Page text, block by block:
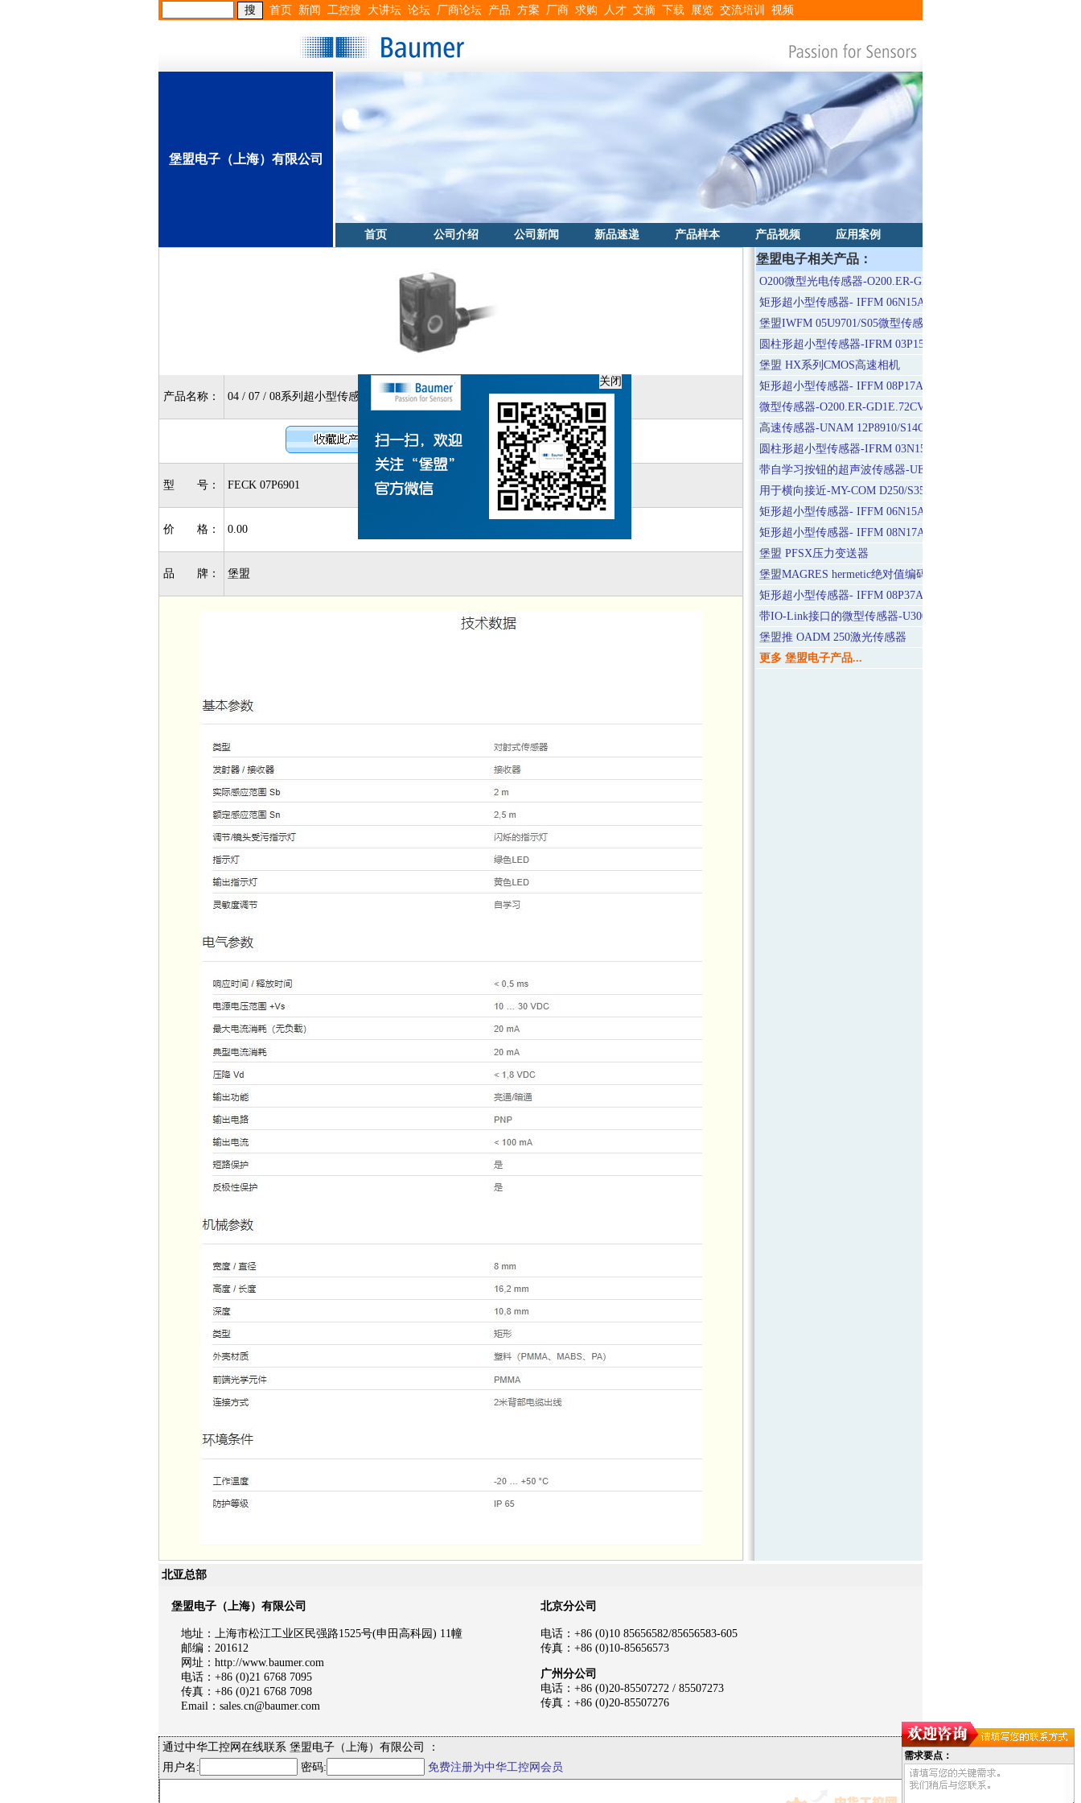
首页 新闻 工控搜 大讲坛 论坛 厂商论坛 产品 方案 厂商 求购 人才 文摘 下载 展览 交流培训 视频
堡盟电子（上海）有限公司
首页 公司介绍 公司新闻 新品速递 产品样本 产品视频 应用案例
产品名称： 04 / 07 / 08系列超小型传感器-FECK 07P6901
型 号： FECK 07P6901
价 格： 0.00
品 牌： 堡盟
堡盟电子相关产品：
O200微型光电传感器-O200.ER-GD1E.72CV/H006_T003
矩形超小型传感器- IFFM 06N15A3/O1L
堡盟IWFM 05U9701/S05微型传感器
圆柱形超小型传感器-IFRM 03P1501/KS35L
堡盟 HX系列CMOS高速相机
矩形超小型传感器- IFFM 08P17A6/KS35L
微型传感器-O200.ER-GD1E.72CV/H006_T003
高速传感器-UNAM 12P8910/S14OD
圆柱形超小型传感器-IFRM 03N1501/KS35L
带自学习按钮的超声波传感器-UEDK 20P6103/S35A
用于横向接近-MY-COM D250/S35
矩形超小型传感器- IFFM 06N15A3/O1S05L
矩形超小型传感器- IFFM 08N17A5/O1S35L
堡盟 PFSX压力变送器
堡盟MAGRES hermetic绝对值编码器
矩形超小型传感器- IFFM 08P37A5/O1S35L
带IO-Link接口的微型传感器-U300.P50-GP1J.72N
堡盟推 OADM 250激光传感器
更多 堡盟电子产品...
北亚总部
堡盟电子（上海）有限公司
地址：上海市松江工业区民强路1525号(申田高科园) 11幢
邮编：201612
网址：http://www.baumer.com
电话：+86 (0)21 6768 7095
传真：+86 (0)21 6768 7098
Email：sales.cn@baumer.com
北京分公司
电话：+86 (0)10 85656582/85656583-605
传真：+86 (0)10-85656573
广州分公司
电话：+86 (0)20-85507272 / 85507273
传真：+86 (0)20-85507276
通过中华工控网在线联系 堡盟电子（上海）有限公司 ：
用户名:
密码: 免费注册为中华工控网会员